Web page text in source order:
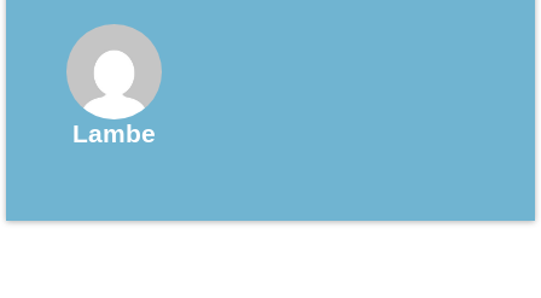
Lambe